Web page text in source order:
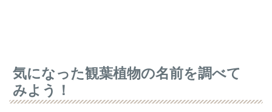
気になった観葉植物の名前を調べて
みよう！